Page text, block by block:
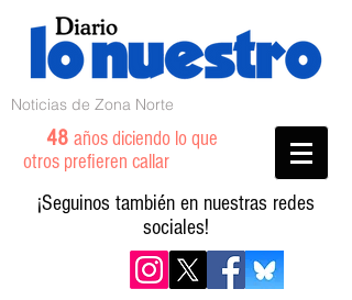
Noticias de Zona Norte
48 años diciendo lo que
otros prefieren callar
¡Seguinos también en nuestras redes
sociales!